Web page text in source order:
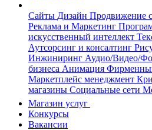
Сайты Дизайн Продвижение
Реклама и Маркетинг
искусственный интеллект
Аутсорсинг и консалтинг
Инжиниринг Аудио/Видео/
бизнеса Анимация
Маркетплейс менеджмент
магазины Социальные сети
Магазин услуг
Конкурсы
Вакансии